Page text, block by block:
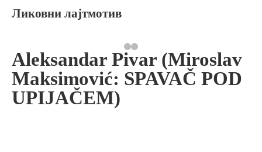
Ликовни лајтмотив
Aleksandar Pivar (Miroslav
Maksimović: SPAVAČ POD
UPIJAČEM)